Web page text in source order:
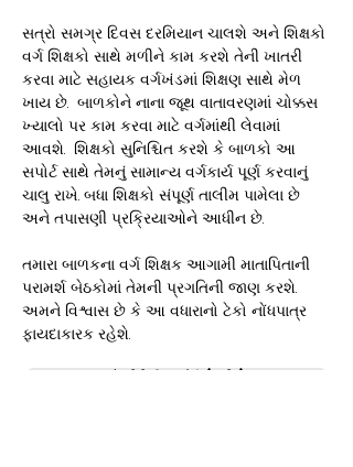
સત્રો સમગ્ર દિવસ દરમિયાન ચાલશે અને શિક્ષકો
વર્ગ શિક્ષકો સાથે મળીને કામ કરશે તેની ખાતરી
કરવા માટે સહાયક વર્ગખંડમાં શિક્ષણ સાથે મેળ
ખાય છે. બાળકોને નાના જૂથ વાતાવરણમાં ચોક્કસ
ખ્યાલો પર કામ કરવા માટે વર્ગમાંથી લેવામાં
આવશે. શિક્ષકો સુનિશ્ચિત કરશે કે બાળકો આ
સપોર્ટ સાથે તેમનું સામાન્ય વર્ગકાર્ય પૂર્ણ કરવાનું
ચાલુ રાખે. બધા શિક્ષકો સંપૂર્ણ તાલીમ પામેલા છે
અને તપાસણી પ્રક્રિયાઓને આધીન છે.
તમારા બાળકના વર્ગ શિક્ષક આગામી માતાપિતાની
પરામર્શ બેઠકોમાં તેમની પ્રગતિની જાણ કરશે.
અમને વિશ્વાસ છે કે આ વધારાનો ટેકો નોંધપાત્ર
ફાયદાકારક રહેશે.
એનટીપી ઉપાડ ફોર્મ (ફ્લીટ)